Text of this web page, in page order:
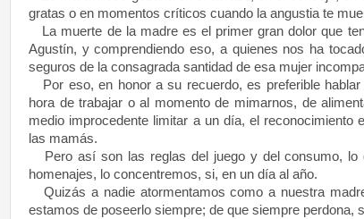
gratas o en momentos críticos cuando la angustia te
La muerte de la madre es el primer gran dolor que
Agustín, y comprendiendo eso, a quienes nos ha
seguros de la consagrada santidad de esa mujer
Por eso, en honor a su recuerdo, es preferible
hora de trabajar o al momento de mimarnos, de
medio improcedente limitar a un día, el reconocimiento
las mamás.
Pero así son las reglas del juego y del consumo, lo
homenajes, lo concentremos, si, en un día al año.
Quizás a nadie atormentamos como a nuestra
estamos de poseerlo siempre; de que siempre perdona,